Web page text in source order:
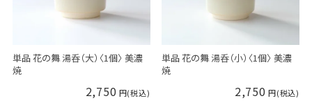
単品 花の舞 湯呑（大）〈1個〉 美濃
焼
2,750
単品 花の舞 湯呑（小）〈1個〉 美濃
焼
2,750